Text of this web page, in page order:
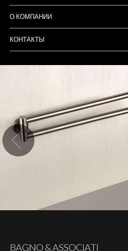
О КОМПАНИИ
КОНТАКТЫ
BAGNO & ASSOCIATI